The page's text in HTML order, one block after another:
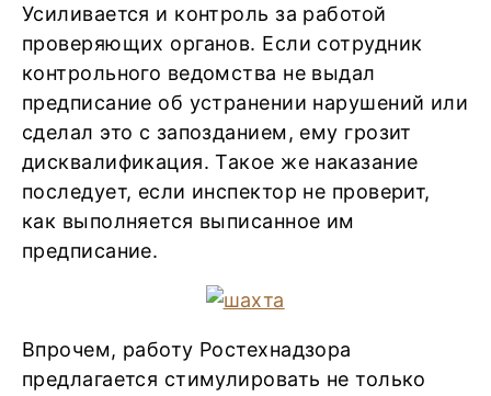
Усиливается и контроль за работой
проверяющих органов. Если сотрудник
контрольного ведомства не выдал
предписание об устранении нарушений или
сделал это с запозданием, ему грозит
дисквалификация. Такое же наказание
последует, если инспектор не проверит,
как выполняется выписанное им
предписание.
Впрочем, работу Ростехнадзора
предлагается стимулировать не только